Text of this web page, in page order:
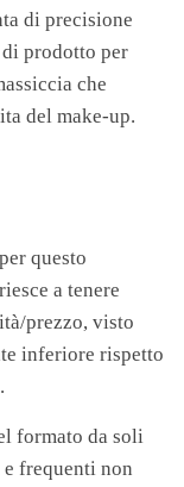
di precisione
prodotto per
che
del make-up.
questo
a tenere
prezzo, visto
inferiore rispetto
formato da soli
frequenti non